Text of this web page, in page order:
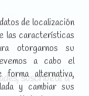
suscríbete a
de localización
las características
otorgarnos su
a cabo el
forma alternativa,
y cambiar sus